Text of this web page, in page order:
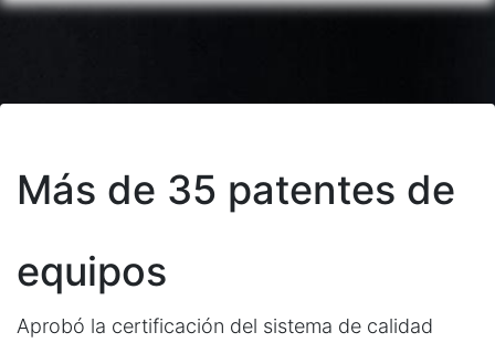
Más de 35 patentes de
equipos
Aprobó la certificación del sistema de calidad